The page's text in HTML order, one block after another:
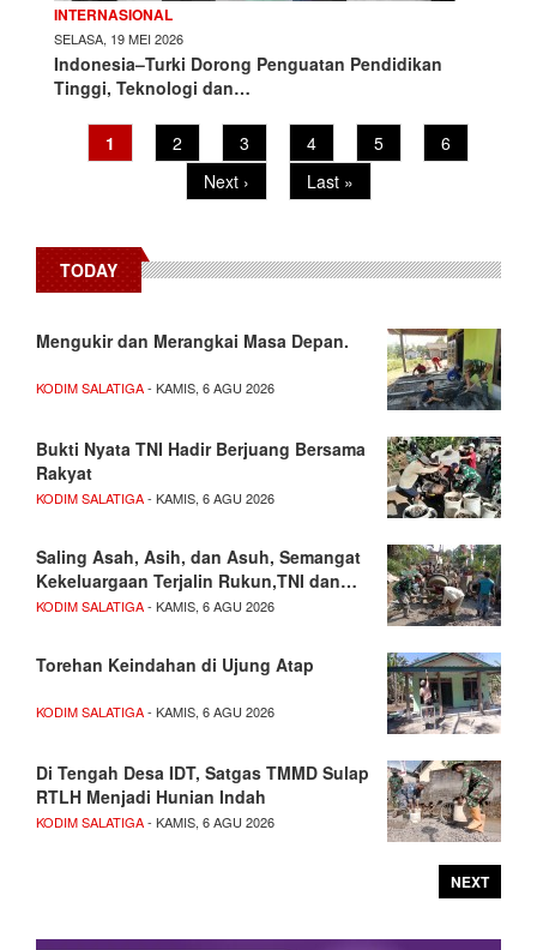
INTERNASIONAL
SELASA, 19 MEI 2026
Indonesia–Turki Dorong Penguatan Pendidikan
Tinggi, Teknologi dan…
PaginationCurrent
page
1 Page
2 Page
3 Page
4 Page
5 Page
6
Next
page
Next ›
Last
page
Last »
TODAY
Mengukir dan Merangkai Masa Depan.
KODIM SALATIGA- KAMIS, 6 AGU 2026
Bukti Nyata TNI Hadir Berjuang Bersama
Rakyat
KODIM SALATIGA- KAMIS, 6 AGU 2026
Saling Asah, Asih, dan Asuh, Semangat
Kekeluargaan Terjalin Rukun,TNI dan…
KODIM SALATIGA- KAMIS, 6 AGU 2026
Torehan Keindahan di Ujung Atap
KODIM SALATIGA- KAMIS, 6 AGU 2026
Di Tengah Desa IDT, Satgas TMMD Sulap
RTLH Menjadi Hunian Indah
KODIM SALATIGA- KAMIS, 6 AGU 2026
NEXT